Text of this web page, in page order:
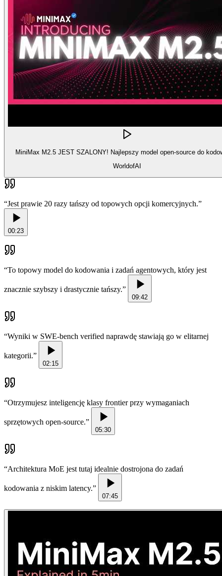
MiniMax M2.5 JEST SZALONY! Najlepszy model open-source do
WorldofAI
“Jest prawie 20 razy tańszy od topowych opcji komercyjnych.”
00:23
“To topowy model do kodowania i zadań agentowych, który jest
znacznie szybszy i drastycznie tańszy.”
09:42
“Wyniki w SWE-bench verified naprawdę stawiają go w elitarnej
kategorii.”
02:15
“Otrzymujesz inteligencję klasy frontier przy wymaganiach
sprzętowych open-source.”
05:30
“Architektura MoE jest tutaj idealnie dostrojona do zadań
kodowania z niskim latency.”
07:45